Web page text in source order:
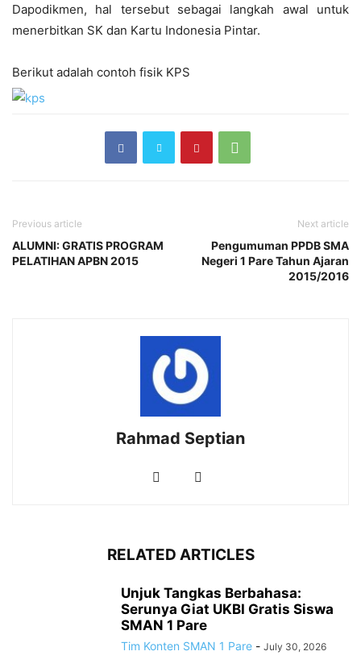
Dapodikmen, hal tersebut sebagai langkah awal untuk
menerbitkan SK dan Kartu Indonesia Pintar.
Berikut adalah contoh fisik KPS
Previous article
ALUMNI: GRATIS PROGRAM
PELATIHAN APBN 2015
Next article
Pengumuman PPDB SMA
Negeri 1 Pare Tahun Ajaran
2015/2016
Rahmad Septian
RELATED ARTICLES
Unjuk Tangkas Berbahasa:
Serunya Giat UKBI Gratis Siswa
SMAN 1 Pare
Tim Konten SMAN 1 Pare - July 30, 2026